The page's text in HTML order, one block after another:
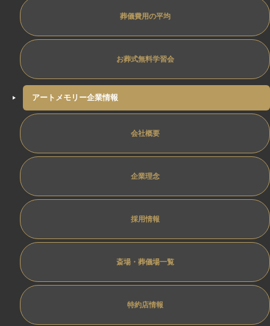
葬儀費用の平均
お葬式無料学習会
アートメモリー企業情報
会社概要
企業理念
採用情報
斎場・葬儀場一覧
特約店情報